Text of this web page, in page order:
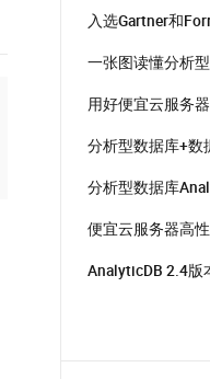
入选Gartner和
秒级响应
一张图读懂分析
用好便宜云服务
分析型数据库+数
分析型数据库
便宜云服务器高性
AnalyticDB 2.4版
MySQL用户如何